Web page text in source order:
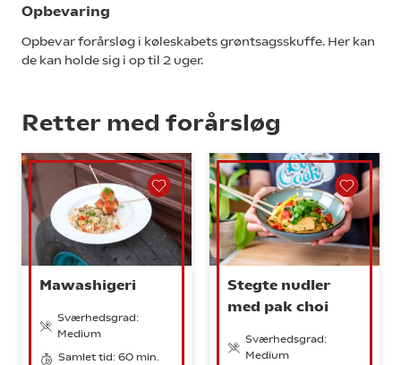
Opbevaring
Opbevar forårsløg i køleskabets grøntsagsskuffe. Her kan
de kan holde sig i op til 2 uger.
Retter med forårsløg
Mawashigeri
Sværhedsgrad:
Medium
Samlet tid: 60 min.
Stegte nudler
med pak choi
Sværhedsgrad:
Medium